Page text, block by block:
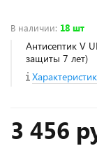
В наличии: 18 шт
Антисептик V
защиты 7 лет)
3 456